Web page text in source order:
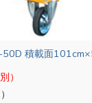
50D 積載面
）